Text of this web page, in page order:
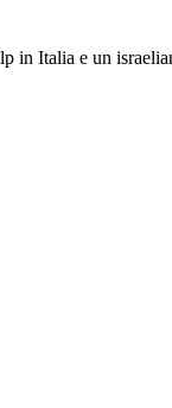
in Italia e un